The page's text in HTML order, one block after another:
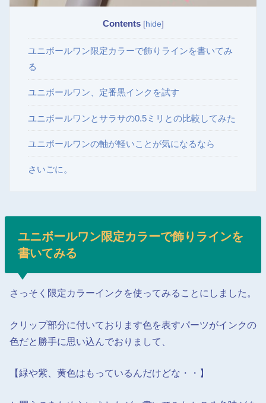
Contents [hide]
ユニボールワン限定カラーで飾りラインを書いてみ
る
ユニボールワン、定番黒インクを試す
ユニボールワンとサラサの0.5ミリとの比較してみた
ユニボールワンの軸が軽いことが気になるなら
さいごに。
ユニボールワン限定カラーで飾りラインを
書いてみる
さっそく限定カラーインクを使ってみることにしました。
クリップ部分に付いております色を表すパーツがインクの
色だと勝手に思い込んでおりまして、
【緑や紫、黄色はもっているんだけどな・・】